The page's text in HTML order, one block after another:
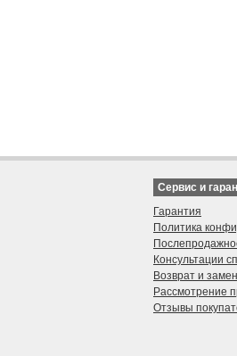
Сервис и
Гарантия
Политика
Консультации
Возврат и
Рассмотрение
Отзывы